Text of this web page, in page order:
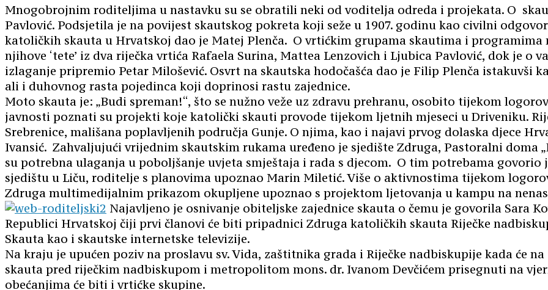
Mnogobrojnim roditeljima u nastavku su se obratili neki od voditelja odreda i projekata. O
Pavlović. Podsjetila je na povijest skautskog pokreta koji seže u 1907. godinu kao civilni
katoličkih skauta u Hrvatskoj dao je Matej Plenča. O vrtićkim grupama skautima i
njihove ‘tete’ iz dva riječka vrtića Rafaela Surina, Mattea Lenzovich i Ljubica Pavlović, dok je
izlaganje pripremio Petar Milošević. Osvrt na skautska hodočašća dao je Filip Plenča istakuvši
ali i duhovnog rasta pojedinca koji doprinosi rastu zajednice.
Moto skauta je: „Budi spreman!“, što se nužno veže uz zdravu prehranu, osobito tijekom
javnosti poznati su projekti koje katolički skauti provode tijekom ljetnih mjeseci u Driveniku.
Srebrenice, mališana poplavljenih područja Gunje. O njima, kao i najavi prvog dolaska djece
Ivansić. Zahvaljujući vrijednim skautskim rukama uređeno je sjedište Zdruga, Pastoralni doma
su potrebna ulaganja u poboljšanje uvjeta smještaja i rada s djecom. O tim potrebama govorio
sjedištu u Liču, roditelje s planovima upoznao Marin Miletić. Više o aktivnostima tijekom
Zdruga multimedijalnim prikazom okupljene upoznao s projektom ljetovanja u kampu na
Najavljeno je osnivanje obiteljske zajednice skauta o čemu je govorila Sara
Republici Hrvatskoj čiji prvi članovi će biti pripadnici Zdruga katoličkih skauta Riječke
Skauta kao i skautske internetske televizije.
Na kraju je upućen poziv na proslavu sv. Vida, zaštitnika grada i Riječke nadbiskupije kada će
skauta pred riječkim nadbiskupom i metropolitom mons. dr. Ivanom Devčićem prisegnuti na
obećanjima će biti i vrtićke skupine.